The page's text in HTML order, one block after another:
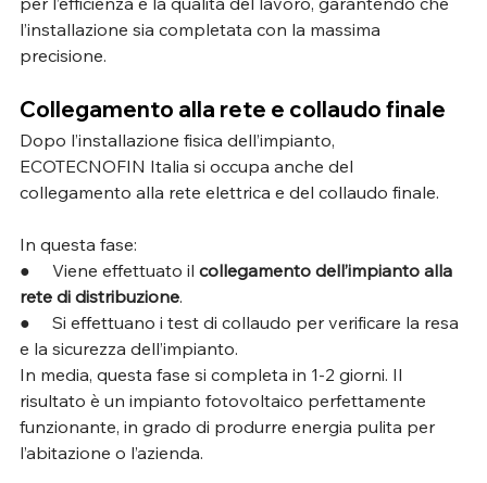
l’installazione sia completata con la massima
precisione.
Collegamento alla rete e collaudo finale
Dopo l’installazione fisica dell’impianto,
ECOTECNOFIN Italia si occupa anche del
collegamento alla rete elettrica e del collaudo finale.
In questa fase:
●     Viene effettuato il collegamento dell’impianto alla
rete di distribuzione.
●     Si effettuano i test di collaudo per verificare la resa
e la sicurezza dell’impianto.
In media, questa fase si completa in 1-2 giorni. Il
risultato è un impianto fotovoltaico perfettamente
funzionante, in grado di produrre energia pulita per
l’abitazione o l’azienda.